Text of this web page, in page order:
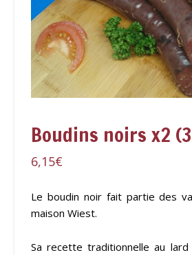
Boudins noirs x2
6,15€
Le boudin noir fait partie des
maison Wiest.
Sa recette traditionnelle au